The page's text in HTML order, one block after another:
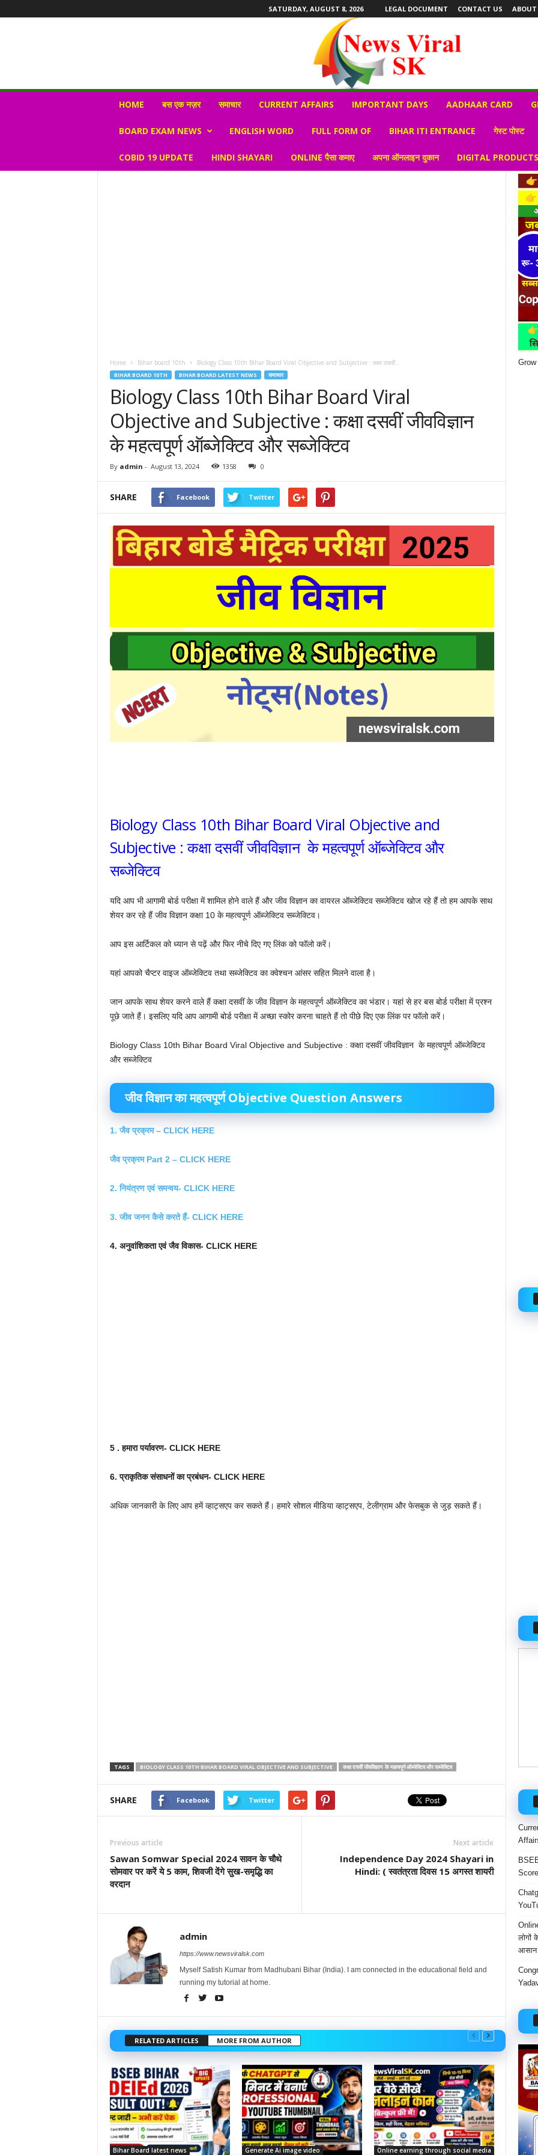
SATURDAY, AUGUST 8, 2026 LEGAL DOCUMENT CONTACT US ABOUT
r
HOME बस एक नज़र समाचार CURRENT AFFAIRS IMPORTANT DAYS AADHAAR CARD
BOARD EXAM NEWS ENGLISH WORD FULL FORM OF BIHAR ITI ENTRANCE गेस्ट पोस्ट
COBID 19 UPDATE HINDI SHAYARI ONLINE पैसा कमाए अपना ऑनलाइन दुकान DIGITAL
Home Bihar board 10th Biology Class 10th Bihar Board Viral Objective and Subjective : कक्षा दसवीं...
BIHAR BOARD 10TH BIHAR BOARD LATEST NEWS समाचार
Biology Class 10th Bihar Board Viral
Objective and Subjective : कक्षा दसवीं जीवविज्ञान
के महत्वपूर्ण ऑब्जेक्टिव और सब्जेक्टिव
By admin - August 13, 2024 1358 0
SHARE Facebook Twitter
Biology Class 10th Bihar Board Viral Objective and
Subjective : कक्षा दसवीं जीवविज्ञान के महत्वपूर्ण ऑब्जेक्टिव और
सब्जेक्टिव
यदि आप भी आगामी बोर्ड परीक्षा में शामिल होने वाले हैं और जीव विज्ञान का वायरल ऑब्जेक्टिव सब्जेक्टिव खोज रहे हैं तो हम आपके साथ
शेयर कर रहे हैं जीव विज्ञान कक्षा 10 के महत्वपूर्ण ऑब्जेक्टिव सब्जेक्टिव।
आप इस आर्टिकल को ध्यान से पढ़ें और फिर नीचे दिए गए लिंक को फॉलो करें।
यहां आपको चैप्टर वाइज ऑब्जेक्टिव तथा सब्जेक्टिव का क्वेश्चन आंसर सहित मिलने वाला है।
जान आपके साथ शेयर करने वाले हैं कक्षा दसवीं के जीव विज्ञान के महत्वपूर्ण ऑब्जेक्टिव का भंडार। यहां से हर बस बोर्ड परीक्षा में प्रश्न
पूछे जाते हैं। इसलिए यदि आप आगामी बोर्ड परीक्षा में अच्छा स्कोर करना चाहते हैं तो पीछे दिए एक लिंक पर फॉलो करें।
Biology Class 10th Bihar Board Viral Objective and Subjective : कक्षा दसवीं जीवविज्ञान के महत्वपूर्ण ऑब्जेक्टिव
और सब्जेक्टिव
जीव विज्ञान का महत्वपूर्ण Objective Question Answers
1. जैव प्रक्रम – CLICK HERE
जैव प्रक्रम Part 2 – CLICK HERE
2. नियंत्रण एवं समन्वय- CLICK HERE
3. जीव जनन कैसे करते हैं- CLICK HERE
4. अनुवांशिकता एवं जैव विकास- CLICK HERE
5 . हमारा पर्यावरण- CLICK HERE
6. प्राकृतिक संसाधनों का प्रबंधन- CLICK HERE
अधिक जानकारी के लिए आप हमें व्हाट्सएप कर सकते हैं। हमारे सोशल मीडिया व्हाट्सएप, टेलीग्राम और फेसबुक से जुड़ सकते हैं।
TAGS BIOLOGY CLASS 10TH BIHAR BOARD VIRAL OBJECTIVE AND SUBJECTIVE कक्षा दसवीं जीवविज्ञान के महत्वपूर्ण ऑब्जेक्टिव और सब्जेक्टिव
SHARE Facebook Twitter
Previous article
Sawan Somwar Special 2024 सावन के चौथे
सोमवार पर करें ये 5 काम, शिवजी देंगे सुख-समृद्धि का
वरदान
Next article
Independence Day 2024 Shayari in
Hindi: ( स्वतंत्रता दिवस 15 अगस्त शायरी
admin
https://www.newsviralsk.com
Myself Satish Kumar from Madhubani Bihar (India). I am connected in the educational field and
running my tutorial at home.
RELATED ARTICLES MORE FROM AUTHOR
Bihar Board latest news Generate Ai image video Online earning through social media
लोगों
आसान